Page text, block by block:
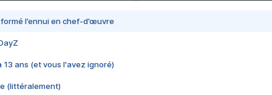
l’ennui en chef-d’œuvre
13 ans (et vous l'avez ignoré)
(littéralement)